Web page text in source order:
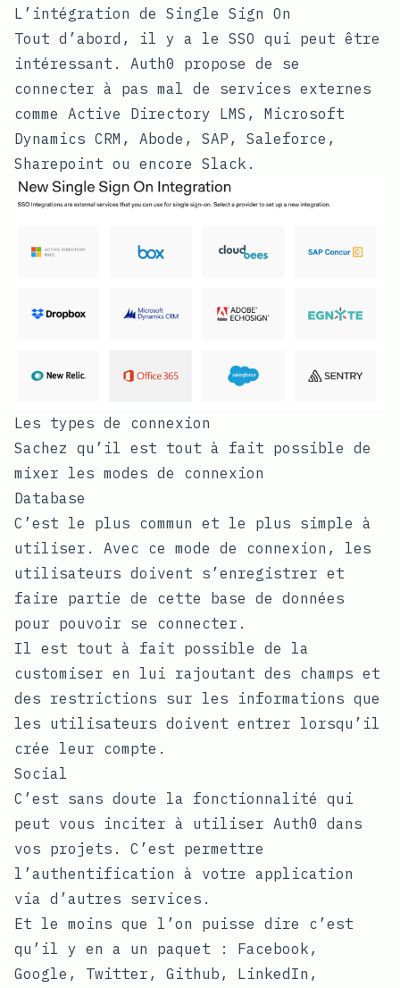
L’intégration de Single Sign On
Tout d’abord, il y a le SSO qui peut être
intéressant. Auth0 propose de se
connecter à pas mal de services externes
comme Active Directory LMS, Microsoft
Dynamics CRM, Abode, SAP, Saleforce,
Sharepoint ou encore Slack.
Les types de connexion
Sachez qu’il est tout à fait possible de
mixer les modes de connexion
Database
C’est le plus commun et le plus simple à
utiliser. Avec ce mode de connexion, les
utilisateurs doivent s’enregistrer et
faire partie de cette base de données
pour pouvoir se connecter.
Il est tout à fait possible de la
customiser en lui rajoutant des champs et
des restrictions sur les informations que
les utilisateurs doivent entrer lorsqu’il
crée leur compte.
Social
C’est sans doute la fonctionnalité qui
peut vous inciter à utiliser Auth0 dans
vos projets. C’est permettre
l’authentification à votre application
via d’autres services.
Et le moins que l’on puisse dire c’est
qu’il y en a un paquet : Facebook,
Google, Twitter, Github, LinkedIn,